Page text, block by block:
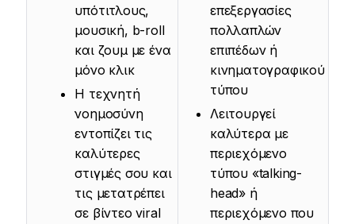
υπότιτλους,
μουσική, b-roll
και ζουμ με ένα
μόνο κλικ
Η τεχνητή
νοημοσύνη
εντοπίζει τις
καλύτερες
στιγμές σου και
τις μετατρέπει
σε βίντεο viral
επεξεργασίες
πολλαπλών
επιπέδων ή
κινηματογραφικού
τύπου
Λειτουργεί
καλύτερα με
περιεχόμενο
τύπου «talking-
head» ή
περιεχόμενο που